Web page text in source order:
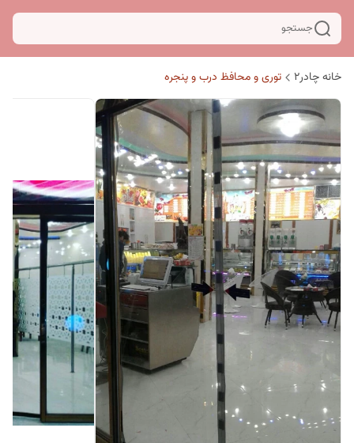
جستجو
خانه چادر۲ توری و محافظ درب و پنجره